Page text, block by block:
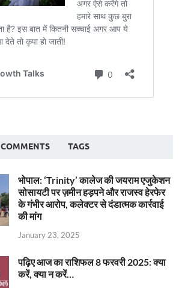
COMMENTS TAGS
भोपाल: ‘Trinity’ कालेज की जयराम एजुकेशन
सोसायटी पर ज़मीन हड़पने और राजस्व हेरफेर
के गंभीर आरोप, कलेक्टर से दंडात्मक कार्रवाई
की मांग
January 23, 2025
पढ़िए आज का राशिफल 8 फरवरी 2025: क्या
करें, क्या न करें…